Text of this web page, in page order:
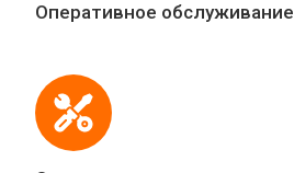
Оперативное обслуживание